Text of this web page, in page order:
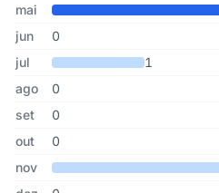
mai
jun
0
jul
1
ago
0
set
0
out
0
nov